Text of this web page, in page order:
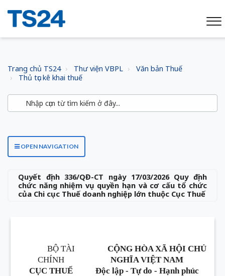
Trang chủ TS24 Thư viện VBPL
Văn bản Thuế
Thủ tục kê khai thuế
OPEN NAVIGATION
Quyết định 336/QĐ-CT ngày 17/03/2026 Quy định
chức năng nhiệm vụ quyền hạn và cơ cấu tổ chức
của Chi cục Thuế doanh nghiệp lớn thuộc Cục Thuế
BỘ TÀI
CHÍNH
CỤC THUẾ
CỘNG HÒA XÃ HỘI CHỦ
NGHĨA VIỆT NAM
Độc lập - Tự do - Hạnh phúc